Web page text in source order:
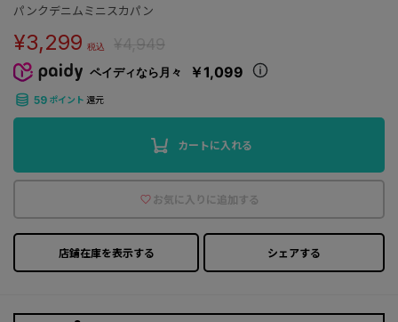
パンクデニムミニスカパン
¥3,299 税込 ¥4,949
ペイディなら月々 ￥1,099
59 ポイント 還元
カートに入れる
お気に入りに追加する
店鋪在庫を表示する シェアする